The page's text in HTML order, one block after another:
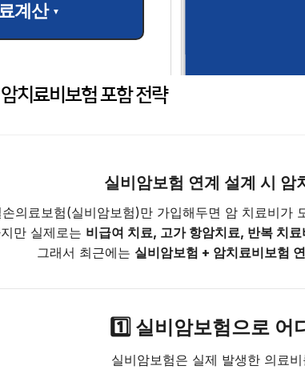
계산 ▼
치료비보험 포함 전략
실비암보험 연계 설계 시 암
손의료보험(실비암보험)만 가입해두면 암 치료비가
만 실제로는 비급여 치료, 고가 항암치료, 반복 치료
그래서 최근에는 실비암보험 + 암치료비보험
1️⃣ 실비암보험으로 어
실비암보험은 실제 발생한 의료